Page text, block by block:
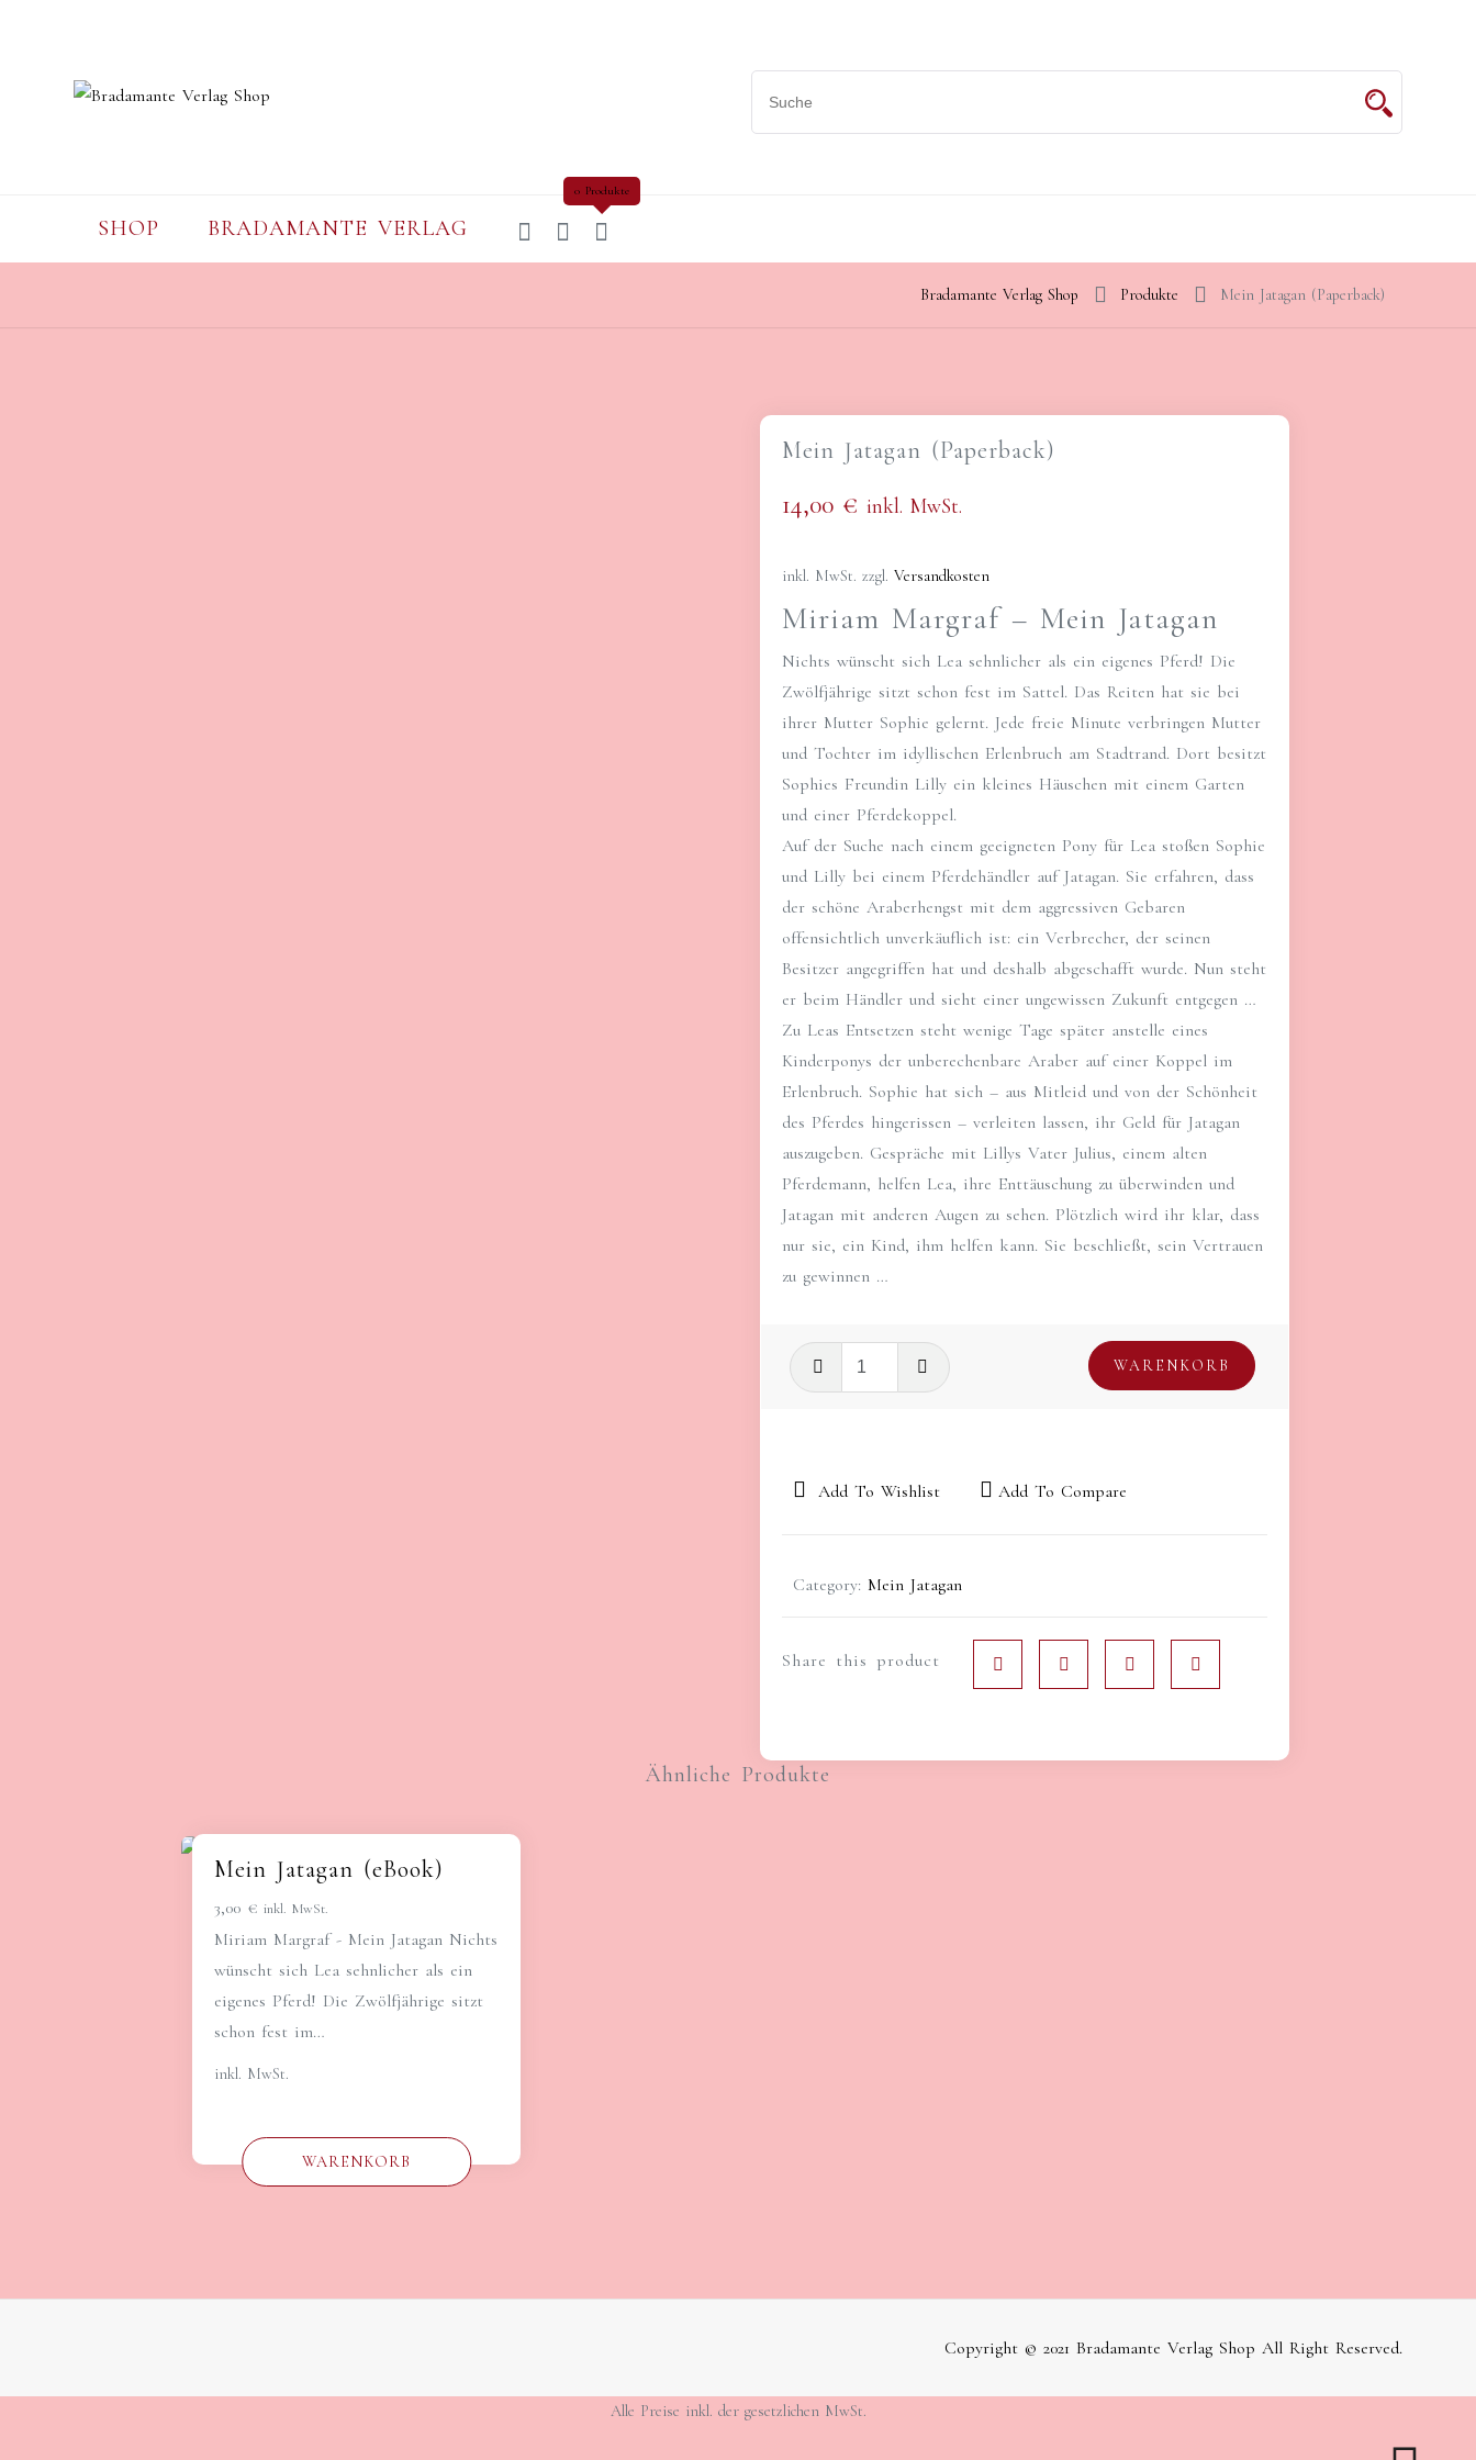
SHOP BRADAMANTE VERLAG
0 Produkte
Bradamante Verlag Shop Produkte Mein Jatagan (Paperback)
Mein Jatagan (Paperback)
14,00 € inkl. MwSt.
inkl. MwSt. zzgl.Versandkosten
Miriam Margraf – Mein Jatagan
Nichts wünscht sich Lea sehnlicher als ein eigenes Pferd! Die
Zwölfjährige sitzt schon fest im Sattel. Das Reiten hat sie bei
ihrer Mutter Sophie gelernt. Jede freie Minute verbringen Mutter
und Tochter im idyllischen Erlenbruch am Stadtrand. Dort besitzt
Sophies Freundin Lilly ein kleines Häuschen mit einem Garten
und einer Pferdekoppel.
Auf der Suche nach einem geeigneten Pony für Lea stoßen Sophie
und Lilly bei einem Pferdehändler auf Jatagan. Sie erfahren, dass
der schöne Araberhengst mit dem aggressiven Gebaren
offensichtlich unverkäuflich ist: ein Verbrecher, der seinen
Besitzer angegriffen hat und deshalb abgeschafft wurde. Nun steht
er beim Händler und sieht einer ungewissen Zukunft entgegen …
Zu Leas Entsetzen steht wenige Tage später anstelle eines
Kinderponys der unberechenbare Araber auf einer Koppel im
Erlenbruch. Sophie hat sich – aus Mitleid und von der Schönheit
des Pferdes hingerissen – verleiten lassen, ihr Geld für Jatagan
auszugeben. Gespräche mit Lillys Vater Julius, einem alten
Pferdemann, helfen Lea, ihre Enttäuschung zu überwinden und
Jatagan mit anderen Augen zu sehen. Plötzlich wird ihr klar, dass
nur sie, ein Kind, ihm helfen kann. Sie beschließt, sein Vertrauen
zu gewinnen …
Mein
Jatagan
WARENKORB
Add To Wishlist Add To Compare
Category:Mein Jatagan
Share this product
Ähnliche Produkte
Mein Jatagan (eBook)
3,00 € inkl. MwSt.
Miriam Margraf - Mein Jatagan Nichts
wünscht sich Lea sehnlicher als ein
eigenes Pferd! Die Zwölfjährige sitzt
schon fest im…
inkl. MwSt.
WARENKORB
Copyright © 2021 Bradamante Verlag Shop All Right Reserved.
Alle Preise inkl. der gesetzlichen MwSt.